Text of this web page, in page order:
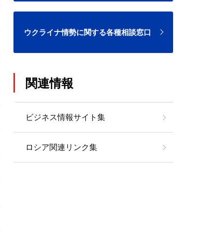
ウクライナ情勢に関する各種相談窓口
関連情報
ビジネス情報サイト集
ロシア関連リンク集